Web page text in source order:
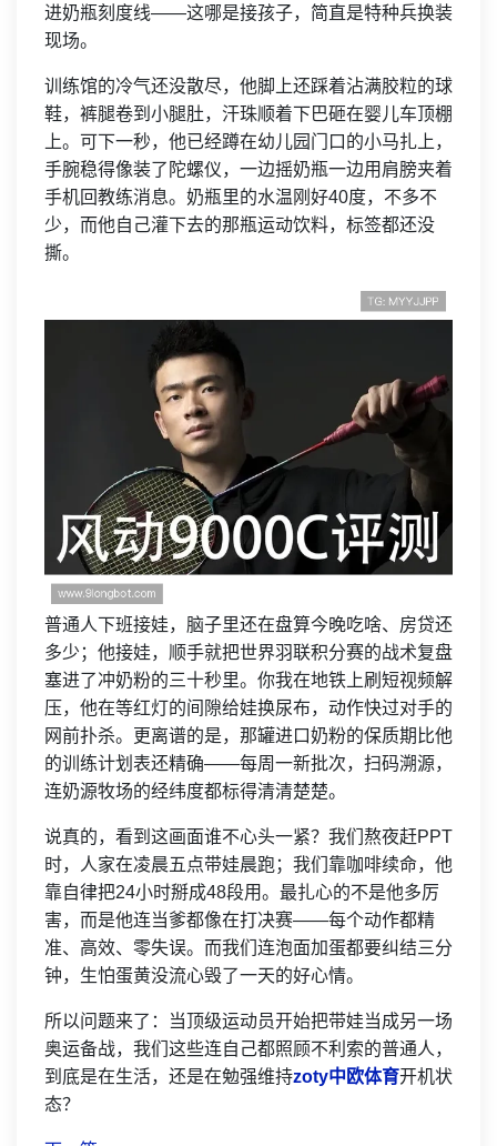
进奶瓶刻度线——这哪是接孩子，简直是特种兵换装
现场。
训练馆的冷气还没散尽，他脚上还踩着沾满胶粒的球
鞋，裤腿卷到小腿肚，汗珠顺着下巴砸在婴儿车顶棚
上。可下一秒，他已经蹲在幼儿园门口的小马扎上，
手腕稳得像装了陀螺仪，一边摇奶瓶一边用肩膀夹着
手机回教练消息。奶瓶里的水温刚好40度，不多不
少，而他自己灌下去的那瓶运动饮料，标签都还没
撕。
普通人下班接娃，脑子里还在盘算今晚吃啥、房贷还
多少；他接娃，顺手就把世界羽联积分赛的战术复盘
塞进了冲奶粉的三十秒里。你我在地铁上刷短视频解
压，他在等红灯的间隙给娃换尿布，动作快过对手的
网前扑杀。更离谱的是，那罐进口奶粉的保质期比他
的训练计划表还精确——每周一新批次，扫码溯源，
连奶源牧场的经纬度都标得清清楚楚。
说真的，看到这画面谁不心头一紧？我们熬夜赶PPT
时，人家在凌晨五点带娃晨跑；我们靠咖啡续命，他
靠自律把24小时掰成48段用。最扎心的不是他多厉
害，而是他连当爹都像在打决赛——每个动作都精
准、高效、零失误。而我们连泡面加蛋都要纠结三分
钟，生怕蛋黄没流心毁了一天的好心情。
所以问题来了：当顶级运动员开始把带娃当成另一场
奥运备战，我们这些连自己都照顾不利索的普通人，
到底是在生活，还是在勉强维持zoty中欧体育开机状
态？